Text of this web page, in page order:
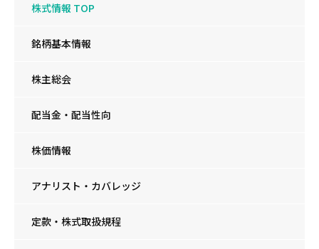
株式情報 TOP
銘柄基本情報
株主総会
配当金・配当性向
株価情報
アナリスト・カバレッジ
定款・株式取扱規程